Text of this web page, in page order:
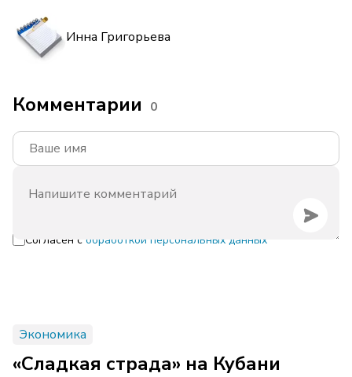
Инна Григорьева
Комментарии 0
Согласен с обработкой персональных данных
Экономика
«Сладкая страда» на Кубани